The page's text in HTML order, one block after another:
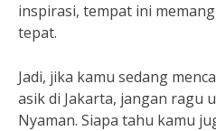
inspirasi, tempat ini
tepat.
Jadi, jika kamu sedang
asik di Jakarta, jangan ragu
Nyaman. Siapa tahu kamu